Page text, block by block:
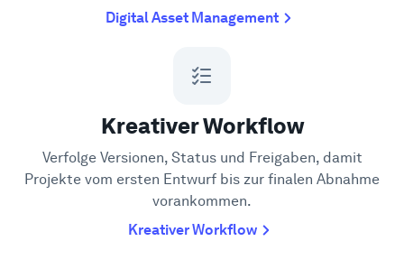
Digital Asset Management
Kreativer Workflow
Verfolge Versionen, Status und Freigaben, damit
Projekte vom ersten Entwurf bis zur finalen Abnahme
vorankommen.
Kreativer Workflow